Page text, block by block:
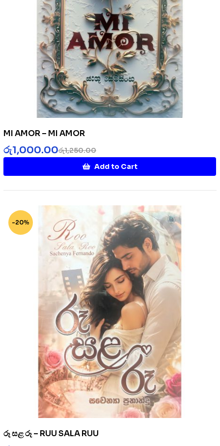
MI AMOR – MI AMOR
රු1,250.00
රු1,000.00
Add to Cart
-20%
රූ සළ රූ – RUU SALA RUU